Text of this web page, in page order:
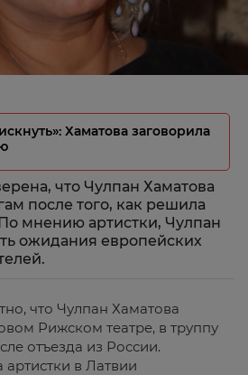
Хаматова заговорила
что Чулпан Хаматова
после того, как решила
мнению артистки, Чулпан
ожидания европейских
что Чулпан Хаматова
Рижском театре, в труппу
отъезда из России.
в Латвии